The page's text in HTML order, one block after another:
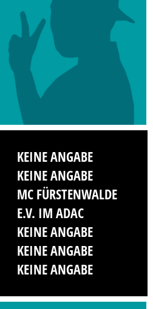
KEINE ANGABE
KEINE ANGABE
MC FÜRSTENWALDE
E.V. IM ADAC
KEINE ANGABE
KEINE ANGABE
KEINE ANGABE